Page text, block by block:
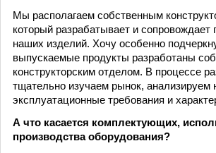
Мы располагаем собственным
который разрабатывает и сопровождает
наших изделий. Хочу особенно
выпускаемые продукты разработаны
конструкторским отделом. В процессе
тщательно изучаем рынок, анализируем
эксплуатационные требования и
А что касается комплектующих,
производства оборудования?